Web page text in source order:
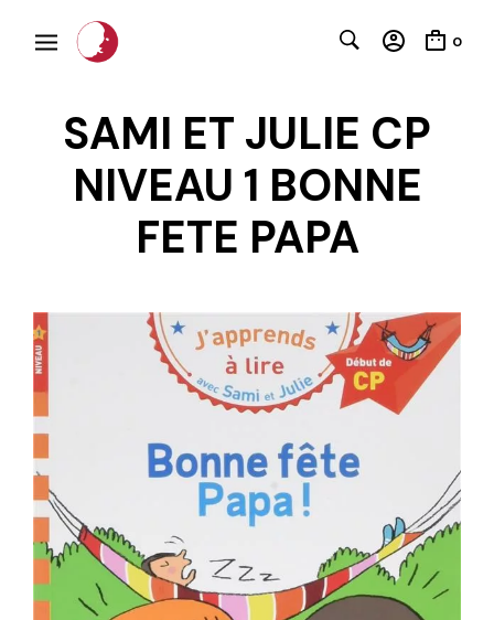
0
SAMI ET JULIE CP
NIVEAU 1 BONNE
FETE PAPA